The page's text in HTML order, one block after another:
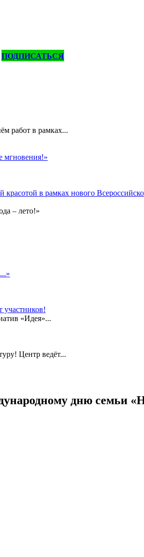
ПОДПИСАТЬСЯ
работ в рамках...
мгновения!»
в рамках нового
– лето!»
участников!
«Идея»...
Центр ведёт...
дню семьи